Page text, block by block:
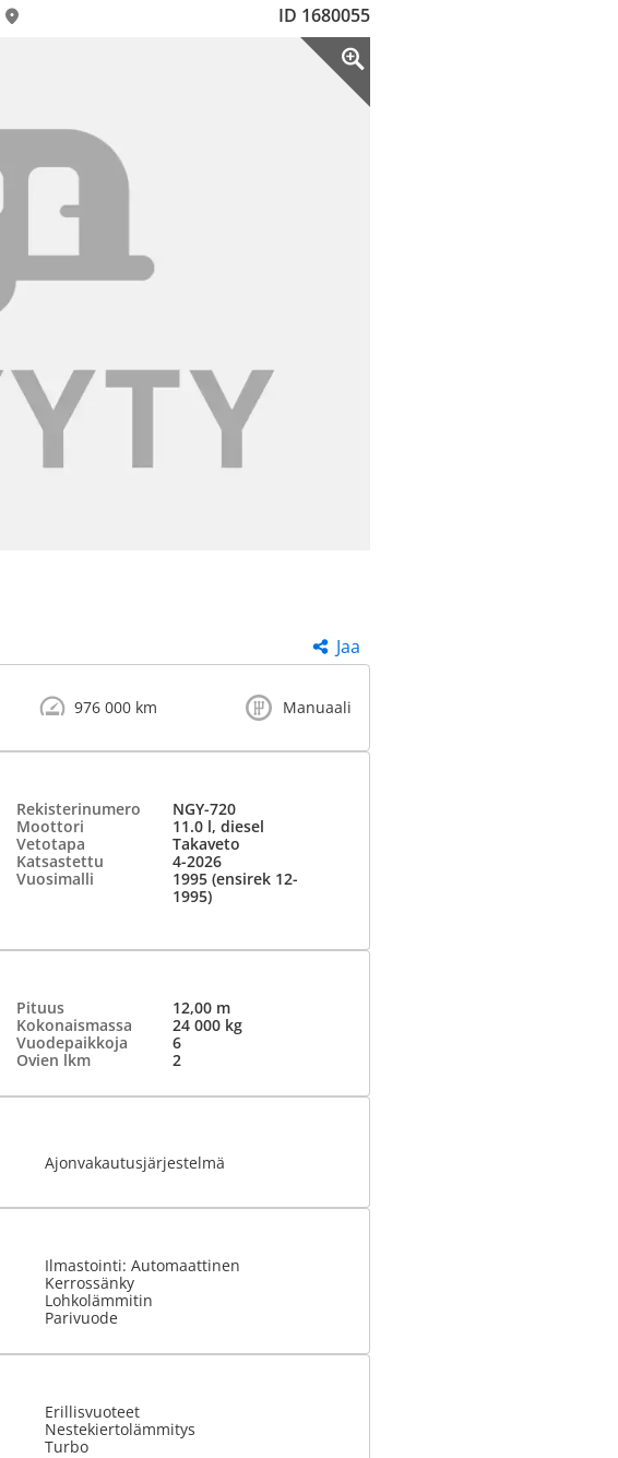
ID 1680055
Jaa
976 000 km Manuaali
Rekisterinumero
NGY-720
Moottori
11.0 l, diesel
Vetotapa
Takaveto
Katsastettu
4-2026
Vuosimalli
1995 (ensirek 12-
1995)
Pituus
12,00 m
Kokonaismassa
24 000 kg
Vuodepaikkoja
6
Ovien lkm 2
Ajonvakautusjärjestelmä
Ilmastointi: Automaattinen
Kerrossänky
Lohkolämmitin
Parivuode
Erillisvuoteet
Nestekiertolämmitys
Turbo